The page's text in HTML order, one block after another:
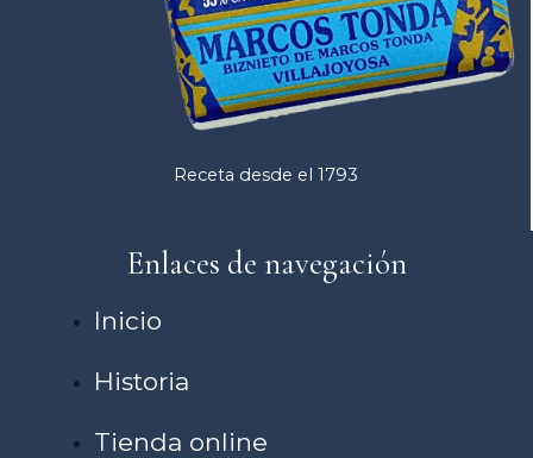
Receta desde el 1793
Enlaces de navegación
Inicio
Historia
Tienda online